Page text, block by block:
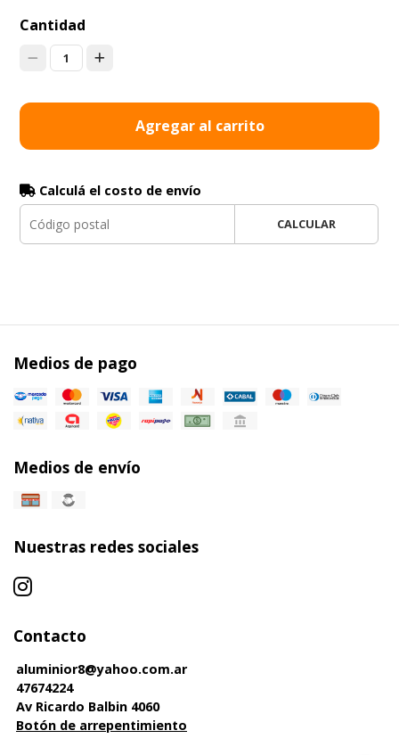
Cantidad
1
Agregar al carrito
Calculá el costo de envío
CALCULAR
Medios de pago
Medios de envío
Nuestras redes sociales
Contacto
aluminior8@yahoo.com.ar
47674224
Av Ricardo Balbin 4060
Botón de arrepentimiento